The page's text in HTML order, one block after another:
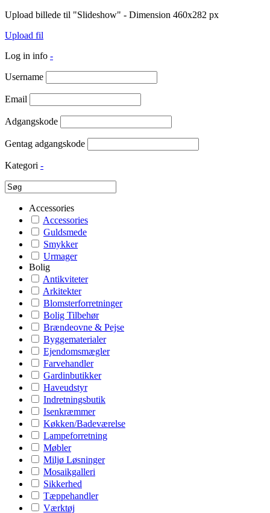
Upload billede til "Slideshow" - Dimension 460x282 px
Upload fil
Log in info -
Username
Email
Adgangskode
Gentag adgangskode
Kategori -
Accessories
Accessories
Guldsmede
Smykker
Urmager
Bolig
Antikviteter
Arkitekter
Blomsterforretninger
Bolig Tilbehør
Brændeovne & Pejse
Byggematerialer
Ejendomsmægler
Farvehandler
Gardinbutikker
Haveudstyr
Indretningsbutik
Isenkræmmer
Køkken/Badeværelse
Lampeforretning
Møbler
Miljø Løsninger
Mosaikgalleri
Sikkerhed
Tæppehandler
Værktøj